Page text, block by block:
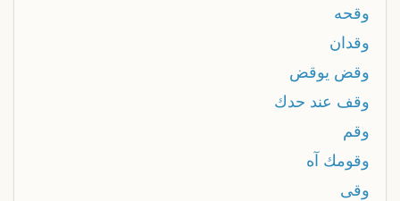
وقحه
وقدان
وقض يوقض
وقف عند حدك
وقم
وقومك آه
وقى